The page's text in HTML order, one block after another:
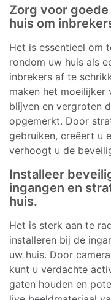
Zorg voor
huis om
Het is essentieel om
rondom uw huis als
inbrekers af te
maken het moeilijker
blijven en vergroten
opgemerkt. Door
gebruiken, creëert u
verhoogt u de
Installeer
ingangen en
huis.
Het is sterk aan te
installeren bij de
uw huis. Door
kunt u verdachte
gaten houden en